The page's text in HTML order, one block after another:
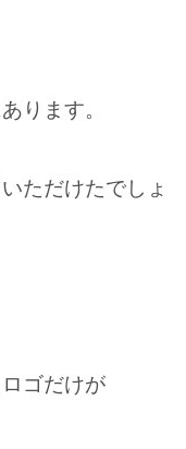
ります。
ただけたでしょ
ゴだけが